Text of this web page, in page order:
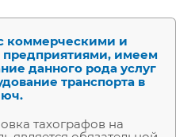
коммерческими и
предприятиями, имеем
данного рода услуг
транспорта в
тахографов на